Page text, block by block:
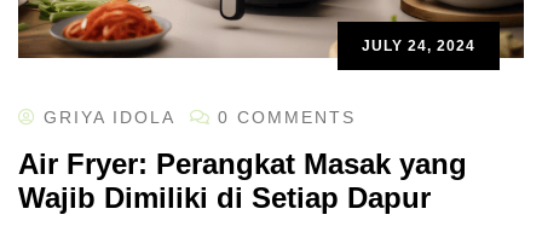
JULY 24, 2024
GRIYA IDOLA 0 COMMENTS
Air Fryer: Perangkat Masak yang
Wajib Dimiliki di Setiap Dapur